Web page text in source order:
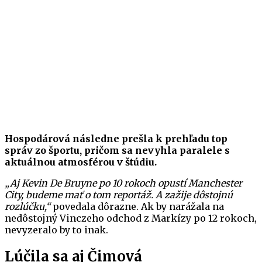
Hospodárová následne prešla k prehľadu top
správ zo športu, pričom sa nevyhla paralele s
aktuálnou atmosférou v štúdiu.
„Aj Kevin De Bruyne po 10 rokoch opustí Manchester
City, budeme mať o tom reportáž. A zažije dôstojnú
rozlúčku,“povedala dôrazne. Ak by narážala na
nedôstojný Vinczeho odchod z Markízy po 12 rokoch,
nevyzeralo by to inak.
Lúčila sa aj Čimová